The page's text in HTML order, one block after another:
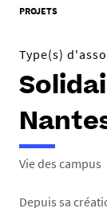
u
ê
e
c
i
:
PROJETS
Type(s)
Vie des campus
Depuis sa